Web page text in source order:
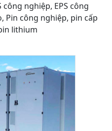
công nghiệp, EPS công
Pin công nghiệp, pin cấp
lithium